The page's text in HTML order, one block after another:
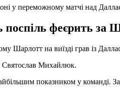
поспіль феєрить за
Шарлотт на виїзді грав із
Святослав Михайлюк.
показником у команді.